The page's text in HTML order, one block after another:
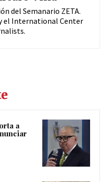
del Semanario ZETA.
el International Center
a